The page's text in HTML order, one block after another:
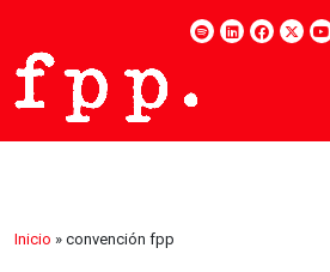
Inicio » convención fpp